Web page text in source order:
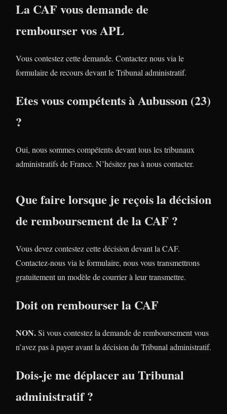
La CAF vous demande de
rembourser vos APL
Vous contestez cette demande. Contactez nous via le
formulaire de recours devant le Tribunal administratif.
Etes vous compétents à Aubusson (23)
?
Oui, nous sommes compétents devant tous les tribunaux
administratifs de France. N’hésitez pas à nous contacter.
Que faire lorsque je reçois la décision
de remboursement de la CAF ?
Vous devez contestez cette décision devant la CAF.
Contactez-nous via le formulaire, nous vous transmettrons
gratuitement un modèle de courrier à leur transmettre.
Doit on rembourser la CAF
NON.Si vous contestez la demande de remboursement vous
n’avez pas à payer avant la décision du Tribunal administratif.
Dois-je me déplacer au Tribunal
administratif ?